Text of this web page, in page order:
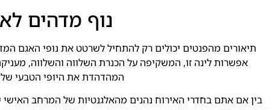
נוף מדהים
תיאורים מהפנטים יכולים רק להתחיל לשרטט את נופי האגם
אפשרות לינה זו, המשקיפה על הכנרת השלווה והשלווה,
המהדהדת את היופי הטבעי
בין אם אתם בחדרי האירוח נהנים מהאלגנטיות של המרחב